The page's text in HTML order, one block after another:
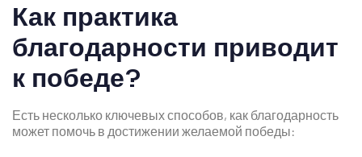
Как практика
благодарности приводит
к победе?
Есть несколько ключевых способов, как благодарность
может помочь в достижении желаемой победы: